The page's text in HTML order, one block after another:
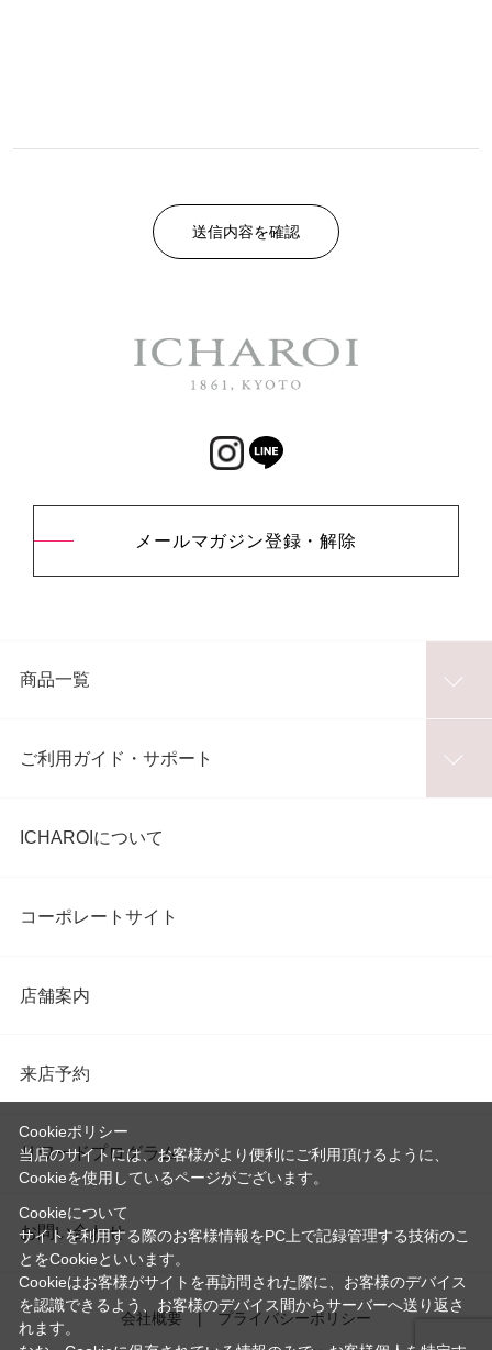
メールマガジン登録・解除
商品一覧
ご利用ガイド・サポート
ICHAROIについて
コーポレートサイト
店舗案内
来店予約
リワードプログラム
お問い合わせ
会社概要 プライバシーポリシー
Cookieポリシー
当店のサイトには、お客様がより便利にご利用頂けるように、
Cookieを使用しているページがございます。
Cookieについて
サイトを利用する際のお客様情報をPC上で記録管理する技術のこ
とをCookieといいます。
Cookieはお客様がサイトを再訪問された際に、お客様のデバイス
を認識できるよう、お客様のデバイス間からサーバーへ送り返さ
れます。